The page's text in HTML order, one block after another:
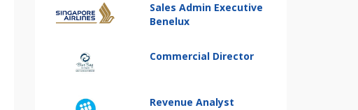
Sales Admin Executive
Benelux
Commercial Director
Revenue Analyst